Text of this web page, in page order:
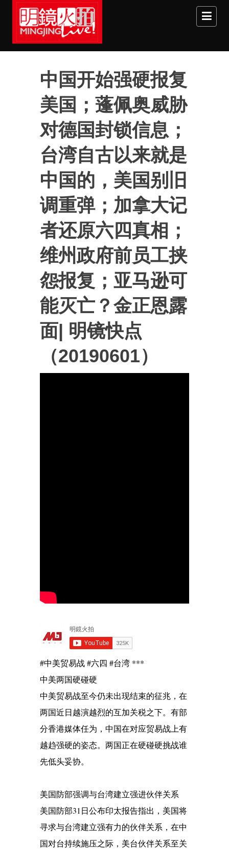
Skip to main content
中国开始强硬报复
美国；蓬佩奥威胁
对德国封锁信息；
台湾自古以来就是
中国的，美国别旧
调重弹；加拿大记
者还原六四真相；
维州政府前员工挟
怨报复；亚马逊可
能灭亡？金正恩露
面| 明镜快点
（20190601）
#中美贸易战 #六四 #台湾 ***
中美两国硬碰硬
中美贸易战至今仍未出现结束的征兆，在
两国近日越演越烈的互加关税之下。有部
分香港媒体任为，中国在对应贸易战上有
越趋强硬的姿态。两国正在硬碰硬挑战谁
先低头妥协。
美国防部强调与台湾建立强进伙伴关系
美国防部31日公布印太报告指出，美国将
寻求与台湾建立强有力的伙伴关系，在中
国对台持续施压之际，美台伙伴关系至关